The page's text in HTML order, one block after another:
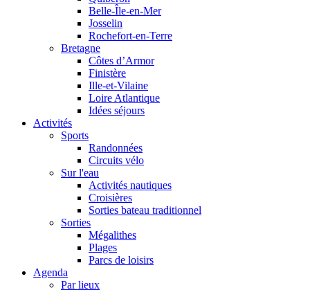
Belle-Île-en-Mer
Josselin
Rochefort-en-Terre
Bretagne
Côtes d’Armor
Finistère
Ille-et-Vilaine
Loire Atlantique
Idées séjours
Activités
Sports
Randonnées
Circuits vélo
Sur l'eau
Activités nautiques
Croisières
Sorties bateau traditionnel
Sorties
Mégalithes
Plages
Parcs de loisirs
Agenda
Par lieux